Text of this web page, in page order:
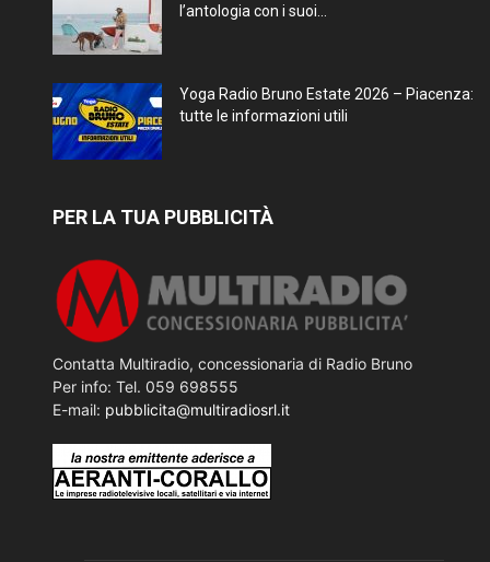
l’antologia con i suoi...
Yoga Radio Bruno Estate 2026 – Piacenza:
tutte le informazioni utili
PER LA TUA PUBBLICITÀ
Contatta Multiradio, concessionaria di Radio Bruno
Per info: Tel. 059 698555
E-mail: pubblicita@multiradiosrl.it